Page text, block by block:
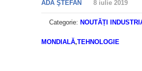
ADA ŞTEFAN 8 iulie 2019
Categorie: NOUTĂȚI
MONDIALĂ,TEHNOLOGIE